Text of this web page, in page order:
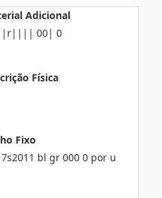
Adicional
00| 0
Física
Fixo
bl gr 000 0 por u